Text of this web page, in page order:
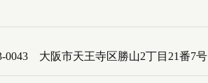
0043 大阪市天王寺区勝山2丁目21番7号